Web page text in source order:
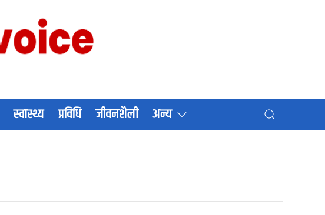
स्वास्थ्य प्रविधि जीवनशैली अन्य